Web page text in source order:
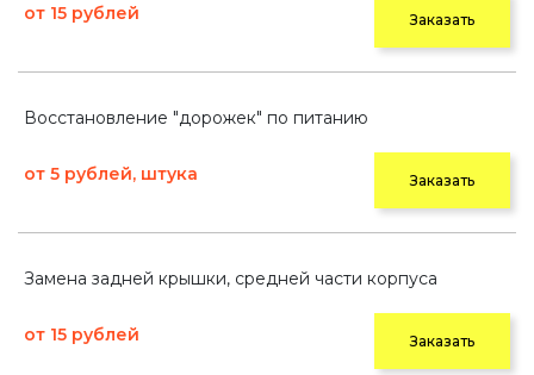
от 15 рублей Заказать
Восстановление "дорожек" по питанию
от 5 рублей, штука Заказать
Замена задней крышки, средней части корпуса
от 15 рублей Заказать